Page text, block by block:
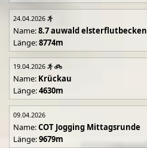
24.04.2026
Name:8.7 auwald elsterflutbecken
Länge:8774m
19.04.2026
Name: Krückau
Länge:4630m
09.04.2026
Name:COT Jogging Mittagsrunde
Länge:9679m